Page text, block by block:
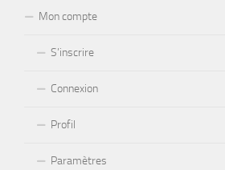
Mon compte
S’inscrire
Connexion
Profil
Paramètres